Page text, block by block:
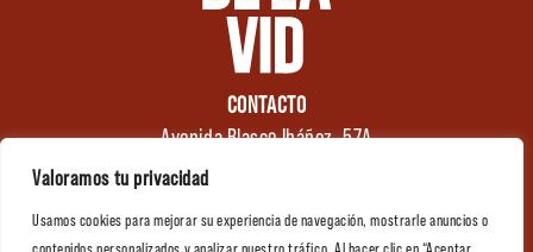
Valoramos tu privacidad
Usamos cookies para mejorar su experiencia de navegación, mostrarle anuncios o
contenidos personalizados y analizar nuestro tráfico. Al hacer clic en “Aceptar
CONTACTO
Avenida Blasco Ibáñez, 57A
Tel.: +34 961 176 174
0